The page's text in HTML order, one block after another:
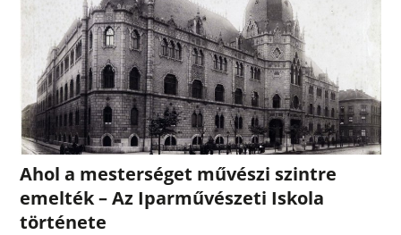
Ahol a mesterséget művészi szintre
emelték – Az Iparművészeti Iskola
története